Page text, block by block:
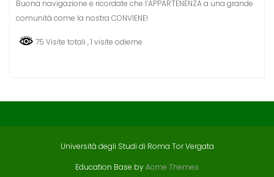
Buona navigazione e ricordate che l’APPARTENENZA a una grande
comunità come la nostra CONVIENE!
75 Visite totali , 1 visite odierne
Università degli Studi di Roma Tor Vergata
Education Base byAcme Themes